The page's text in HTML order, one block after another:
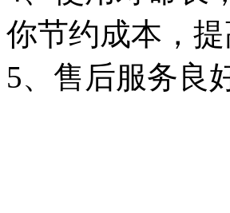
你节约成本，
5、售后服务良